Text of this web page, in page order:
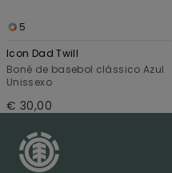
5
Icon Dad Twill
Boné de basebol clássico Azul
Unissexo
€ 30,00